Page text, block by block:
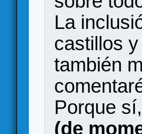
La
castillos
también
Porque sí,
(de